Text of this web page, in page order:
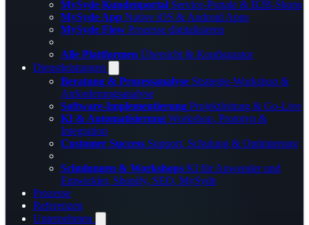
MySyde Kundenportal Service-Portale & B2B-Shops
MySyde App Native iOS & Android Apps
MySyde Flow Prozesse digitalisieren
Alle Plattformen Übersicht & Konfigurator
Dienstleistungen
Beratung & Prozessanalyse Strategie-Workshop &
Anforderungsanalyse
Software-Implementierung Projektleitung & Go-Live
KI & Automatisierung Workshop, Prototyp &
Integration
Customer Success Support, Schulung & Optimierung
Schulungen & Workshops KI für Anwender und
Entwickler, Shopify, SEO, MySyde
Prozesse
Referenzen
Unternehmen